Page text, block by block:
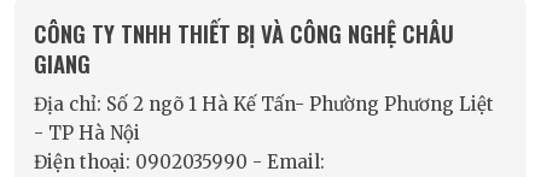
CÔNG TY TNHH THIẾT BỊ VÀ CÔNG NGHỆ CHÂU
GIANG
Địa chỉ: Số 2 ngõ 1 Hà Kế Tấn- Phường Phương Liệt
- TP Hà Nội
Điện thoại: 0902035990 - Email: